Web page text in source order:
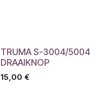
TRUMA S-3004/5004
DRAAIKNOP
15,00 €